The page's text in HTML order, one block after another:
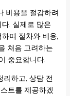
비용을 절감하려
. 실제로 많은
며 절차와 비용,
처음 고려하는
중요합니다.
리하고, 상담 전
트를 제공하겠